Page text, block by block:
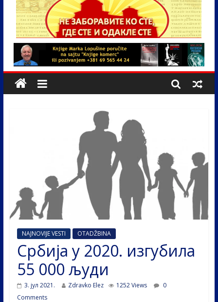
NAJNOVIJE VESTI OTADŽBINA
Србија у 2020. изгубила
55 000 људи
3. јул 2021. Zdravko Elez 1252 Views
0
Comments